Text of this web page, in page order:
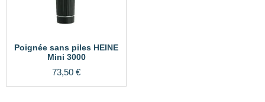
Poignée sans piles HEINE
Mini 3000
73,50 €